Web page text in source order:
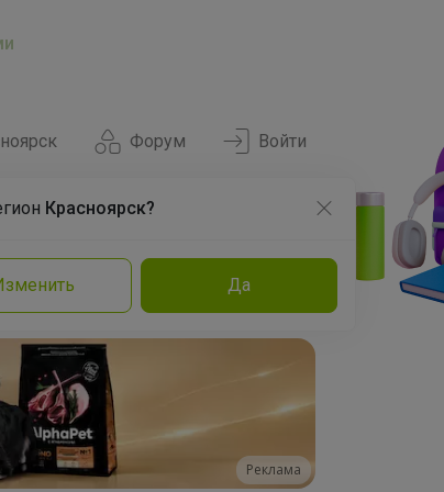
Форум
Красноярск?
Да
Войти
Эксперты
Реклама